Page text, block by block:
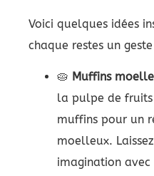
Voici quelques idées
chaque restes un
🥧 Muffins
la pulpe de fruits
muffins pour un
moelleux.
imagination